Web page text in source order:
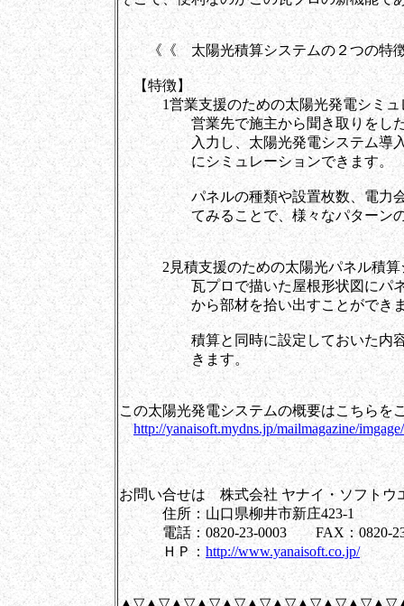
《《 太陽光積算システムの２つの
【特徴】
1営業支援のための太陽光発電シミュ
営業先で施主から聞き取りをした情
入力し、太陽光発電システム導入後
にシミュレーションできます。
パネルの種類や設置枚数、電力会社
てみることで、様々なパターンの導
2見積支援のための太陽光パネル積算
瓦プロで描いた屋根形状図にパネル
から部材を拾い出すことができま
積算と同時に設定しておいた内容の
きます。
この太陽光発電システムの概要はこちらを
http://yanaisoft.mydns.jp/mailmagazine/
お問い合せは 株式会社 ヤナイ・ソフト
住所：山口県柳井市新庄423-1
電話：0820-23-0003 FAX：0820-
ＨＰ： http://www.yanaisoft.co.jp/